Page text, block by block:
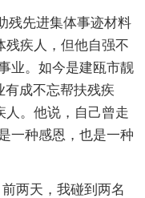
残疾人，但他自强不
业。如今是建瓯市靓
成不忘帮扶残疾
人。他说，自己曾走
一种感恩，也是一种
两天，我碰到两名
残先进集体事迹材料